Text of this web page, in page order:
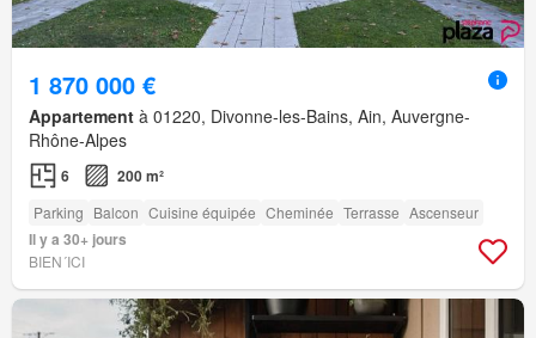
1 870 000 €
Appartement à 01220, Divonne-les-Bains, Ain, Auvergne-
Rhône-Alpes
6 200 m²
Parking Balcon Cuisine équipée Cheminée Terrasse Ascenseur
Il y a 30+ jours
BIEN´ICI